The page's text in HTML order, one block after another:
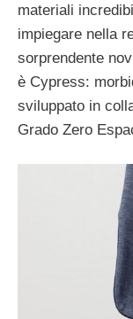
materiali
impiegare nella
sorprendente
è Cypress:
sviluppato in
Grado Zero